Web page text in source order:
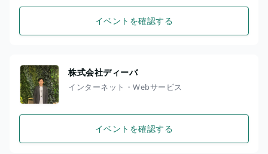
イベントを確認する
株式会社ディーバ
インターネット・Webサービス
イベントを確認する